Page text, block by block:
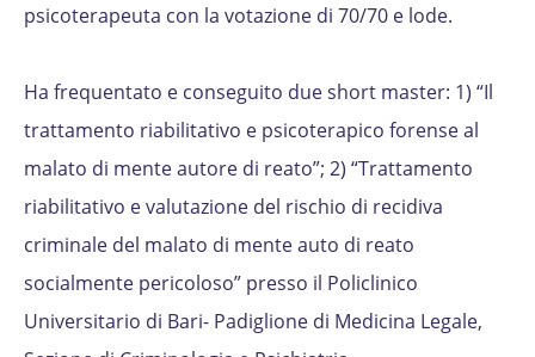
psicoterapeuta con la votazione di 70/70 e lode.
Ha frequentato e conseguito due short master: 1) “Il
trattamento riabilitativo e psicoterapico forense al
malato di mente autore di reato”; 2) “Trattamento
riabilitativo e valutazione del rischio di recidiva
criminale del malato di mente auto di reato
socialmente pericoloso” presso il Policlinico
Universitario di Bari- Padiglione di Medicina Legale,